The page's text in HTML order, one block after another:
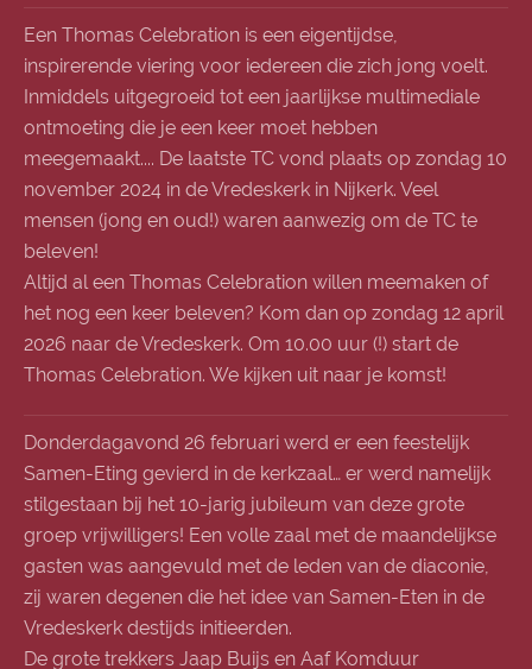
Een Thomas Celebration is een eigentijdse,
inspirerende viering voor iedereen die zich jong voelt.
Inmiddels uitgegroeid tot een jaarlijkse multimediale
ontmoeting die je een keer moet hebben
meegemaakt.... De laatste TC vond plaats op zondag 10
november 2024 in de Vredeskerk in Nijkerk. Veel
mensen (jong en oud!) waren aanwezig om de TC te
beleven!
Altijd al een Thomas Celebration willen meemaken of
het nog een keer beleven? Kom dan op zondag 12 april
2026 naar de Vredeskerk. Om 10.00 uur (!) start de
Thomas Celebration. We kijken uit naar je komst!
Donderdagavond 26 februari werd er een feestelijk
Samen-Eting gevierd in de kerkzaal… er werd namelijk
stilgestaan bij het 10-jarig jubileum van deze grote
groep vrijwilligers! Een volle zaal met de maandelijkse
gasten was aangevuld met de leden van de diaconie,
zij waren degenen die het idee van Samen-Eten in de
Vredeskerk destijds initieerden.
De grote trekkers Jaap Buijs en Aaf Komduur